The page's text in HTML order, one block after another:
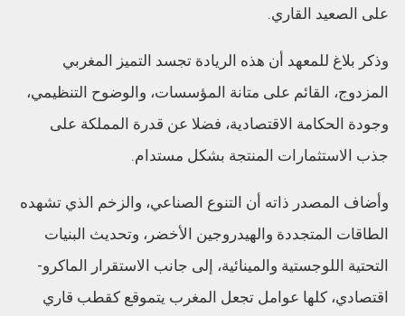
على الصعيد القاري.
وذكر بلاغ للمعهد أن هذه الريادة تجسد التميز المغربي
المزدوج، القائم على متانة المؤسسات، والوضوح التنظيمي،
وجودة الحكامة الاقتصادية، فضلا عن قدرة المملكة على
جذب الاستثمارات المنتجة بشكل مستدام.
وأضاف المصدر ذاته أن التنوع الصناعي، والزخم الذي تشهده
الطاقات المتجددة والهيدروجين الأخضر، وتحديث البنيات
التحتية اللوجستية والمينائية، إلى جانب الاستقرار الماكرو-
اقتصادي، كلها عوامل تجعل المغرب يتموقع كقطب قاري